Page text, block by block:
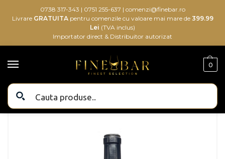
0738 317-343 | 0751 255-637 | comenzi@finebar.ro
Livrare GRATUITA pentru comenzile cu valoare mai mare de399.99
Lei (TVA inclus)
Importator direct & Distribuitor autorizat
0
Bauturi alcoolice Bauturi